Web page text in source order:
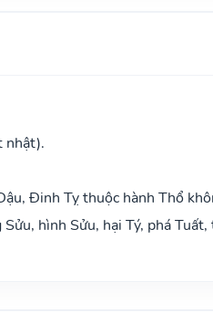
nhật).
Đinh Tỵ thuộc hành Thổ
hình Sửu, hại Tý, phá